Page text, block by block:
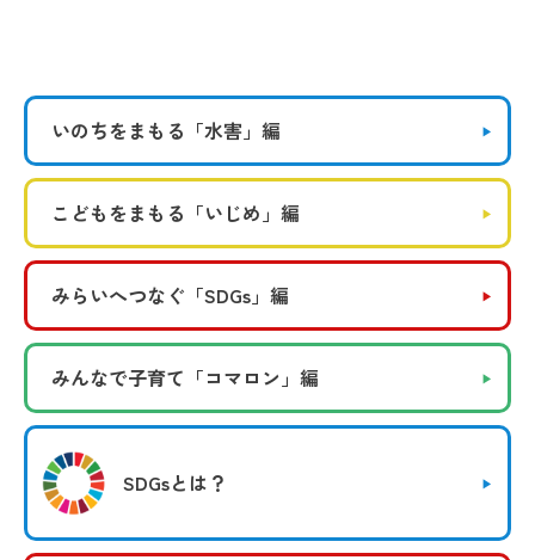
いのちをまもる 「水害」編
こどもをまもる 「いじめ」編
みらいへつなぐ 「SDGs」編
みんなで子育て 「コマロン」編
SDGsとは？